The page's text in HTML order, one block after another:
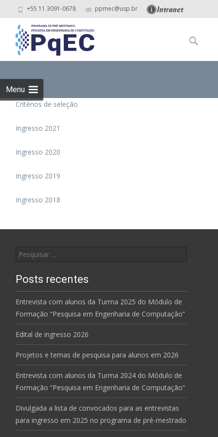
+55 11 3091-0678 ppmec@usp.br
Menu
to
content
Pesquisar
por:
Critérios de seleção
Ingresso 2021
Ingresso 2020
Ingresso 2019
Ingresso 2018
por:
Posts recentes
Entrevista com alunos da Turma 2025 do Módulo de
Formação “Pesquisa em Engenharia de Computação”
Edital de ingresso 2026
Projetos e temas de pesquisa para alunos em 2026
Entrevista com alunos da Turma 2024 do Módulo de
Formação “Pesquisa em Engenharia de Computação”
Divulgada a lista de convocados para as entrevistas
para ingresso em 2025 no programa de pré-mestrado